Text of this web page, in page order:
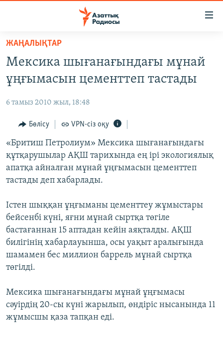
Skip
main
content
Skip
to
Navigation
Skip
to
Search
AZATTYQTV
ҚАҢТАР ОҚИҒАСЫ
АДАМ ҚҰҚЫҚТАРЫ
ӘЛЕУМЕТ
ӘЛЕМ
АРНАЙЫ ЖОБАЛАР
Русский
ЖАЗЫЛЫҢЫЗ
ЖАҢАЛЫҚТАР
Мексика шығанағындағы мұнай
ұңғымасын цементтеп тастады
6 тамыз 2010 жыл, 18:48
Бөлісу VPN-сіз оқу
«Бритиш Петролиум» Мексика шығанағындағы
құтқарушылар АҚШ тарихында ең ірі экологиялық
апатқа айналған мұнай ұңғымасын цементтеп
тастады деп хабарлады.
Істен шыққан ұңғыманы цементтеу жұмыстары
бейсенбі күні, яғни мұнай сыртқа төгіле
бастағаннан 15 аптадан кейін аяқталды. АҚШ
билігінің хабарлауынша, осы уақыт аралығында
шамамен бес миллион баррель мұнай сыртқа
төгілді.
Мексика шығанағындағы мұнай ұңғымасы
сәуірдің 20-сы күні жарылып, өндіріс нысанында 11
жұмысшы қаза тапқан еді.